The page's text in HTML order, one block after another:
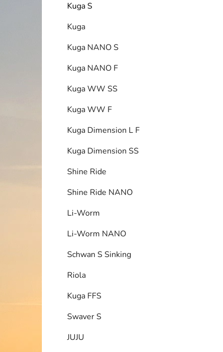
Kuga S
Kuga
Kuga NANO S
Kuga NANO F
Kuga WW SS
Kuga WW F
Kuga Dimension L F
Kuga Dimension SS
Shine Ride
Shine Ride NANO
Li-Worm
Li-Worm NANO
Schwan S Sinking
Riola
Kuga FFS
Swaver S
JUJU